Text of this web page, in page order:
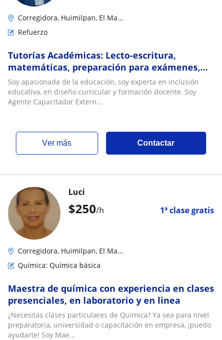
Corregidora, Huimilpan, El Ma...
Refuerzo
Tutorías Académicas: Lecto-escritura,
matemáticas, preparación para exámenes,
desarrollo de habilidades socioemocionales
Soy apasionada de la educación, soy experta en inclusión
educativa, en diseño curricular y formación docente. Soy
Agente Capacitador Extern...
ver más Contactar
$250/h 1ª clase gratis
Luci
Corregidora, Huimilpan, El Ma...
Química: Química básica
Maestra de química con experiencia en clases
presenciales, en laboratorio y en linea
¿Necesitas clases particulares de Química? Ya sea para nivel
preparatoria, universidad o capacitación en empresa, ¡puedo
ayudarte! Soy Mae...